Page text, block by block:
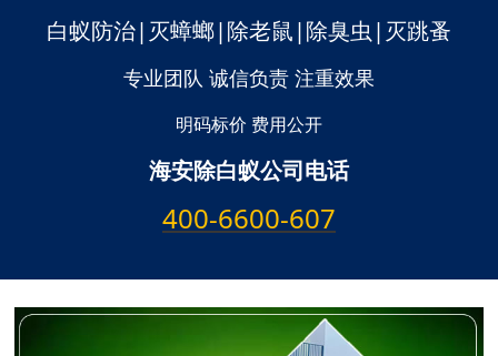
江阴白蚁防治
太仓白蚁防治
白蚁防治|灭蟑螂|除老鼠|除臭虫|灭跳蚤
专业团队 诚信负责 注重效果
明码标价 费用公开
海安除白蚁公司电话
400-6600-607